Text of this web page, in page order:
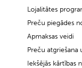
Lojalitātes
Preču piegādes
Apmaksas veidi
Preču atgriešana
Iekšējās kārtības